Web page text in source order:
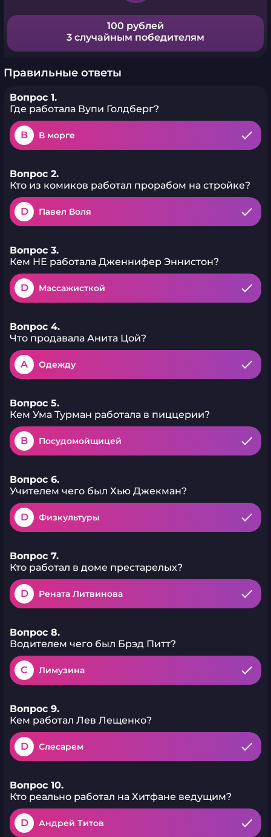
100 рублей
3 случайным победителям
Правильные ответы
Вопрос 1.
Где работала Вупи Голдберг?
B В морге
Вопрос 2.
Кто из комиков работал прорабом на стройке?
D Павел Воля
Вопрос 3.
Кем НЕ работала Дженнифер Эннистон?
D Массажисткой
Вопрос 4.
Что продавала Анита Цой?
A Одежду
Вопрос 5.
Кем Ума Турман работала в пиццерии?
B Посудомойщицей
Вопрос 6.
Учителем чего был Хью Джекман?
D Физкультуры
Вопрос 7.
Кто работал в доме престарелых?
D Рената Литвинова
Вопрос 8.
Водителем чего был Брэд Питт?
C Лимузина
Вопрос 9.
Кем работал Лев Лещенко?
D Слесарем
Вопрос 10.
Кто реально работал на Хитфане ведущим?
D Андрей Титов